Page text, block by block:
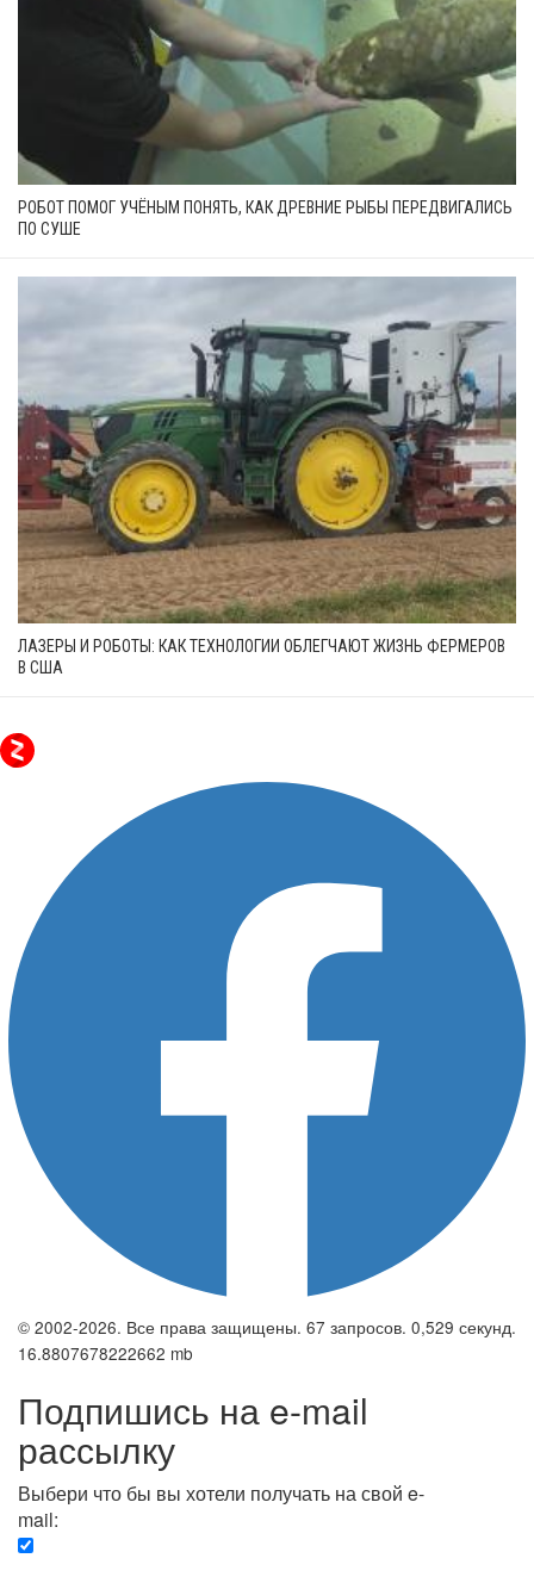
РОБОТ ПОМОГ УЧЁНЫМ ПОНЯТЬ, КАК ДРЕВНИЕ РЫБЫ ПЕРЕДВИГАЛИСЬ
ПО СУШЕ
ЛАЗЕРЫ И РОБОТЫ: КАК ТЕХНОЛОГИИ ОБЛЕГЧАЮТ ЖИЗНЬ ФЕРМЕРОВ
В США
© 2002-2026. Все права защищены. 67 запросов. 0,529 секунд.
16.8807678222662 mb
Подпишись на e-mail
рассылку
Выбери что бы вы хотели получать на свой e-
mail: